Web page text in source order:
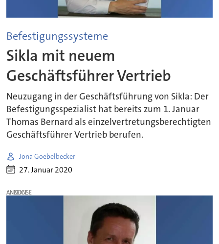
Befestigungssysteme
Sikla mit neuem
Geschäftsführer Vertrieb
Neuzugang in der Geschäftsführung von Sikla: Der
Befestigungsspezialist hat bereits zum 1. Januar
Thomas Bernard als einzelvertretungsberechtigten
Geschäftsführer Vertrieb berufen.
Jona Goebelbecker
27. Januar 2020
ANZEIGE